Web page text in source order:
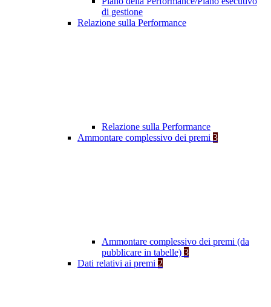
di gestione
Relazione sulla Performance
Relazione sulla Performance
Ammontare complessivo dei premi 3
Ammontare complessivo dei premi (da
pubblicare in tabelle) 3
Dati relativi ai premi 2